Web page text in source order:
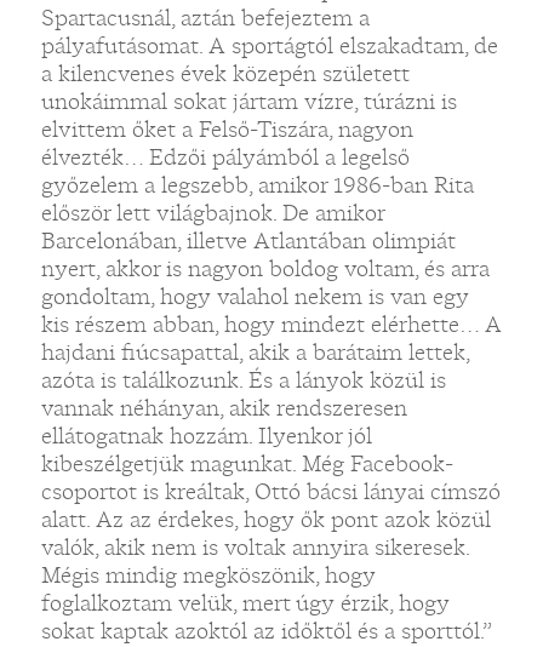
Spartacusnál, aztán befejeztem a
pályafutásomat. A sportágtól elszakadtam, de
a kilencvenes évek közepén született
unokáimmal sokat jártam vízre, túrázni is
elvittem őket a Felső-Tiszára, nagyon
élvezték… Edzői pályámból a legelső
győzelem a legszebb, amikor 1986-ban Rita
először lett világbajnok. De amikor
Barcelonában, illetve Atlantában olimpiát
nyert, akkor is nagyon boldog voltam, és arra
gondoltam, hogy valahol nekem is van egy
kis részem abban, hogy mindezt elérhette… A
hajdani fiúcsapattal, akik a barátaim lettek,
azóta is találkozunk. És a lányok közül is
vannak néhányan, akik rendszeresen
ellátogatnak hozzám. Ilyenkor jól
kibeszélgetjük magunkat. Még Facebook-
csoportot is kreáltak, Ottó bácsi lányai címszó
alatt. Az az érdekes, hogy ők pont azok közül
valók, akik nem is voltak annyira sikeresek.
Mégis mindig megköszönik, hogy
foglalkoztam velük, mert úgy érzik, hogy
sokat kaptak azoktól az időktől és a sporttól.”